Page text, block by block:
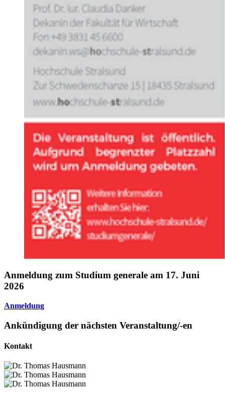
An­mel­dung zum Studium gen­erale am 17. Juni
2026
Anmeldung
Ankündi­gung der nächsten Ve­r­anstal­tung/-en
Kon­takt